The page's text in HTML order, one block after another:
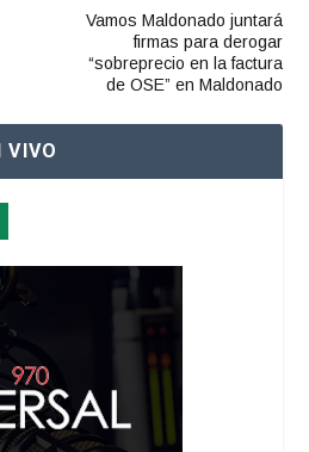
Vamos Maldonado juntará
firmas para derogar
“sobreprecio en la factura
de OSE” en Maldonado
VIVO